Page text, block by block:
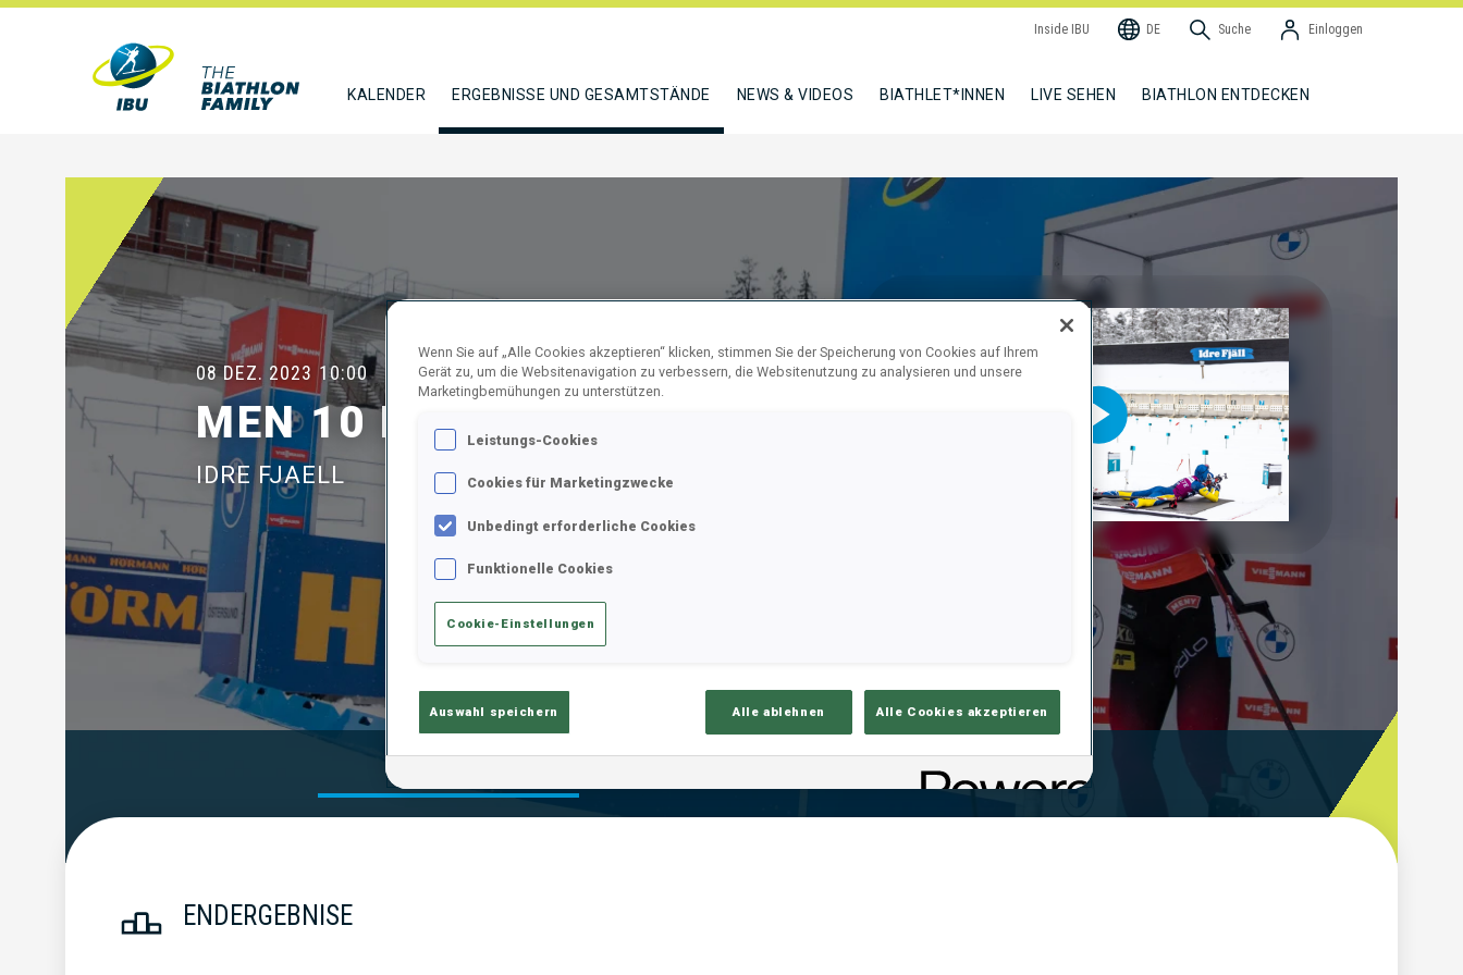
Inside IBU DE Suche Einloggen
KALENDER ERGEBNISSE UND GESAMTSTÄNDE NEWS & VIDEOS BIATHLET*INNEN LIVE SEHEN BIATHLON ENTDECKEN
08 DEZ. 2023 10:00
MEN 10 KM SPRINT
IDRE FJAELL
Play
Video
Endergebnis Ski-Zeit Schieß-Zeit
ENDERGEBNISE
Wenn Sie auf „Alle Cookies akzeptieren“ klicken, stimmen Sie der Speicherung von Cookies auf Ihrem
Gerät zu, um die Websitenavigation zu verbessern, die Websitenutzung zu analysieren und unsere
Marketingbemühungen zu unterstützen.
Leistungs-Cookies
Cookies für Marketingzwecke
Unbedingt erforderliche Cookies
Funktionelle Cookies
Cookie-Einstellungen
Auswahl speichern Alle ablehnen Alle Cookies akzeptieren